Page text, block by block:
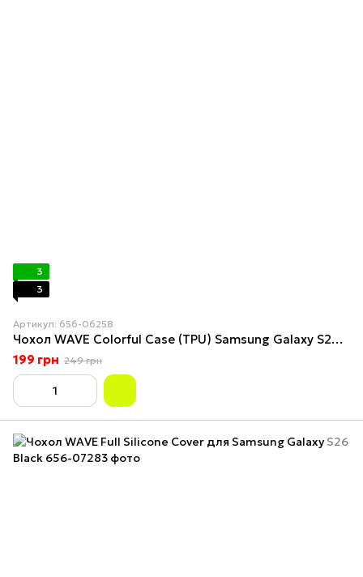
3
3
Артикул: 656-06258
Чохол WAVE Colorful Case (TPU) Samsung Galaxy S26 Black currant
199 грн 249 грн